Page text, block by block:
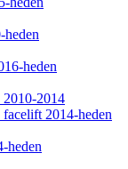
heden
2014
2014-heden
heden